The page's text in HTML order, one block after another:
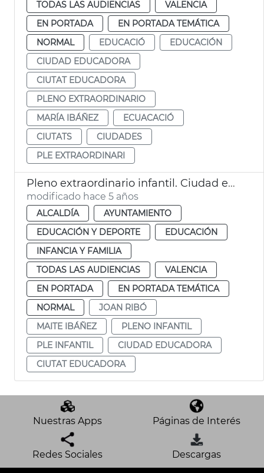
TODAS LAS AUDIENCIAS
VALENCIA
EN PORTADA
EN PORTADA TEMÁTICA
NORMAL
EDUCACIÓ
EDUCACIÓN
CIUDAD EDUCADORA
CIUTAT EDUCADORA
PLENO EXTRAORDINARIO
MARÍA IBÁÑEZ
ECUACACIÓ
CIUTATS
CIUDADES
PLE EXTRAORDINARI
Pleno extraordinario infantil. Ciudad educadora
modificado hace 5 años
ALCALDÍA
AYUNTAMIENTO
EDUCACIÓN Y DEPORTE
EDUCACIÓN
INFANCIA Y FAMILIA
TODAS LAS AUDIENCIAS
VALENCIA
EN PORTADA
EN PORTADA TEMÁTICA
NORMAL
JOAN RIBÓ
MAITE IBÁÑEZ
PLENO INFANTIL
PLE INFANTIL
CIUDAD EDUCADORA
CIUTAT EDUCADORA
Nuestras Apps Páginas de Interés
Redes Sociales Descargas